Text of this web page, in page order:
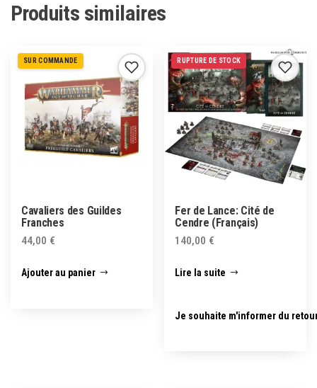
Produits similaires
SUR COMMANDE
Cavaliers des Guildes
Franches
44,00 €
Ajouter au panier
RUPTURE DE STOCK
Fer de Lance: Cité de
Cendre (Français)
140,00 €
Lire la suite
Je souhaite m'informer du